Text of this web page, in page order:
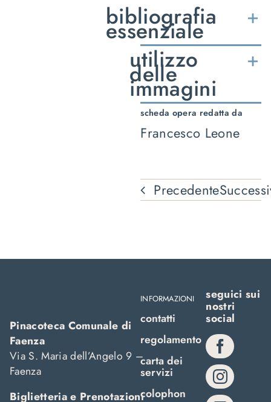
bibliografia
essenziale
utilizzo
delle
immagini
scheda opera redatta da
Francesco Leone
Precedente
Pinacoteca Comunale di
Faenza
Via S. Maria dell’Angelo 9 –
Faenza
Biglietteria e Prenotazioni
INFORMAZIONI
contatti
regolamento
carta dei
servizi
colophon
seguici sui
nostri
social